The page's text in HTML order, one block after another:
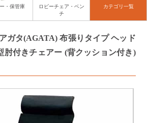
・保管庫
ロビーチェア・ベン
チ
カテゴリ一覧
ガタ(AGATA) 布張りタイプ ヘッド
肘付きチェアー (背クッション付き)